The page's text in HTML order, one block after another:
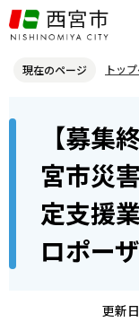
こ
の
ジ
現在のページ トッ
プロポーザル等公募情報
【募集終了】令和7年
係る公募型プロポーザ
【募
宮市災
定支援
ロポー
更新